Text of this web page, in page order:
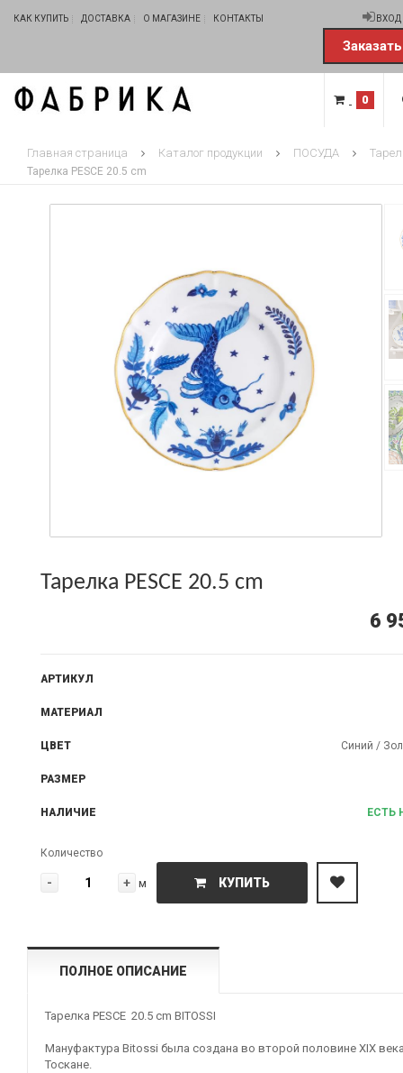
КАК КУПИТЬ ДОСТАВКА О МАГАЗИНЕ КОНТАКТЫ ВХОД
0
Главная страница Каталог продукции ПОСУДА
Тарелка PESCE 20.5 cm
Тарелка PESCE 20.5 cm
6
АРТИКУЛ
МАТЕРИАЛ
ЦВЕТ Синий /
РАЗМЕР
НАЛИЧИЕ ЕСТЬ
Количество
- + м КУПИТЬ
ПОЛНОЕ ОПИСАНИЕ
Тарелка PESCE 20.5 cm BITOSSI
Мануфактура Bitossi была создана во второй половине XIX
Тоскане.